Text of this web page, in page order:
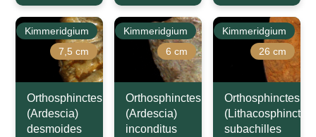
Kimmeridgium
7,5 cm
Orthosphinctes
(Ardescia)
desmoides
Kimmeridgium
6 cm
Orthosphinctes
(Ardescia)
inconditus
Kimmeridgium
26 cm
Orthosphinctes
(Lithacosphinctes)
subachilles